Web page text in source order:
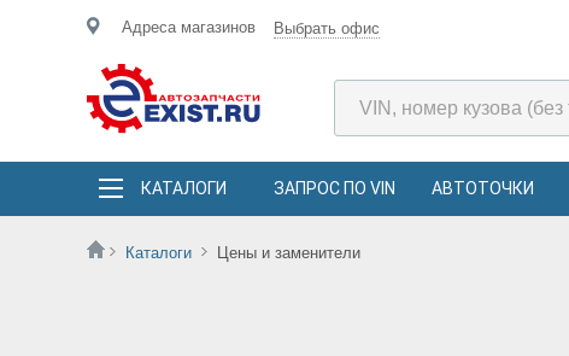
Адреса магазинов Выбрать офис
КАТАЛОГИ ЗАПРОС ПО VIN АВТОТОЧКИ
Каталоги Цены и заменители